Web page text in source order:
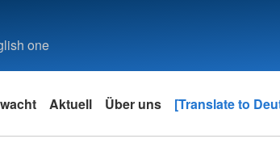
one
Aktuell Über uns [Translate to